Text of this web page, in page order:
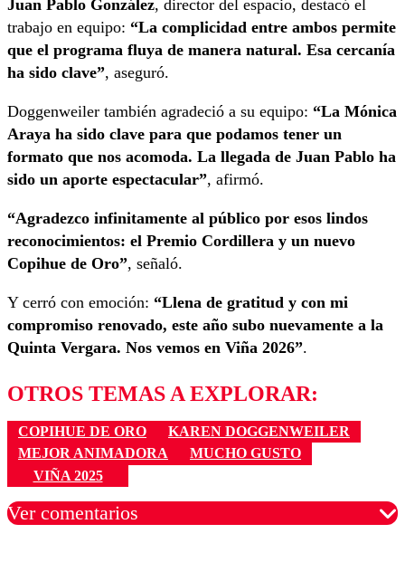
Juan Pablo González, director del espacio, destacó el
trabajo en equipo: “La complicidad entre ambos permite
que el programa fluya de manera natural. Esa cercanía
ha sido clave”, aseguró.
Doggenweiler también agradeció a su equipo: “La Mónica
Araya ha sido clave para que podamos tener un
formato que nos acomoda. La llegada de Juan Pablo ha
sido un aporte espectacular”, afirmó.
“Agradezco infinitamente al público por esos lindos
reconocimientos: el Premio Cordillera y un nuevo
Copihue de Oro”, señaló.
Y cerró con emoción: “Llena de gratitud y con mi
compromiso renovado, este año subo nuevamente a la
Quinta Vergara. Nos vemos en Viña 2026”.
OTROS TEMAS A EXPLORAR:
COPIHUE DE ORO
KAREN DOGGENWEILER
MEJOR ANIMADORA
MUCHO GUSTO
VIÑA 2025
Ver comentarios